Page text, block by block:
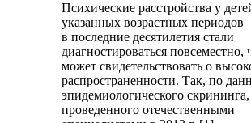
Психические расстройства у
указанных возрастных периодов
в последние десятилетия стали
диагностироваться повсеместно,
может свидетельствовать о
распространенности. Так, по
эпидемиологического скрининга,
проведенного отечественными